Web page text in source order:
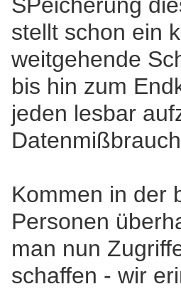
stellt schon ein
weitgehende
bis hin zum
jeden lesbar
Kommen in der
Personen
man nun
schaffen - wir